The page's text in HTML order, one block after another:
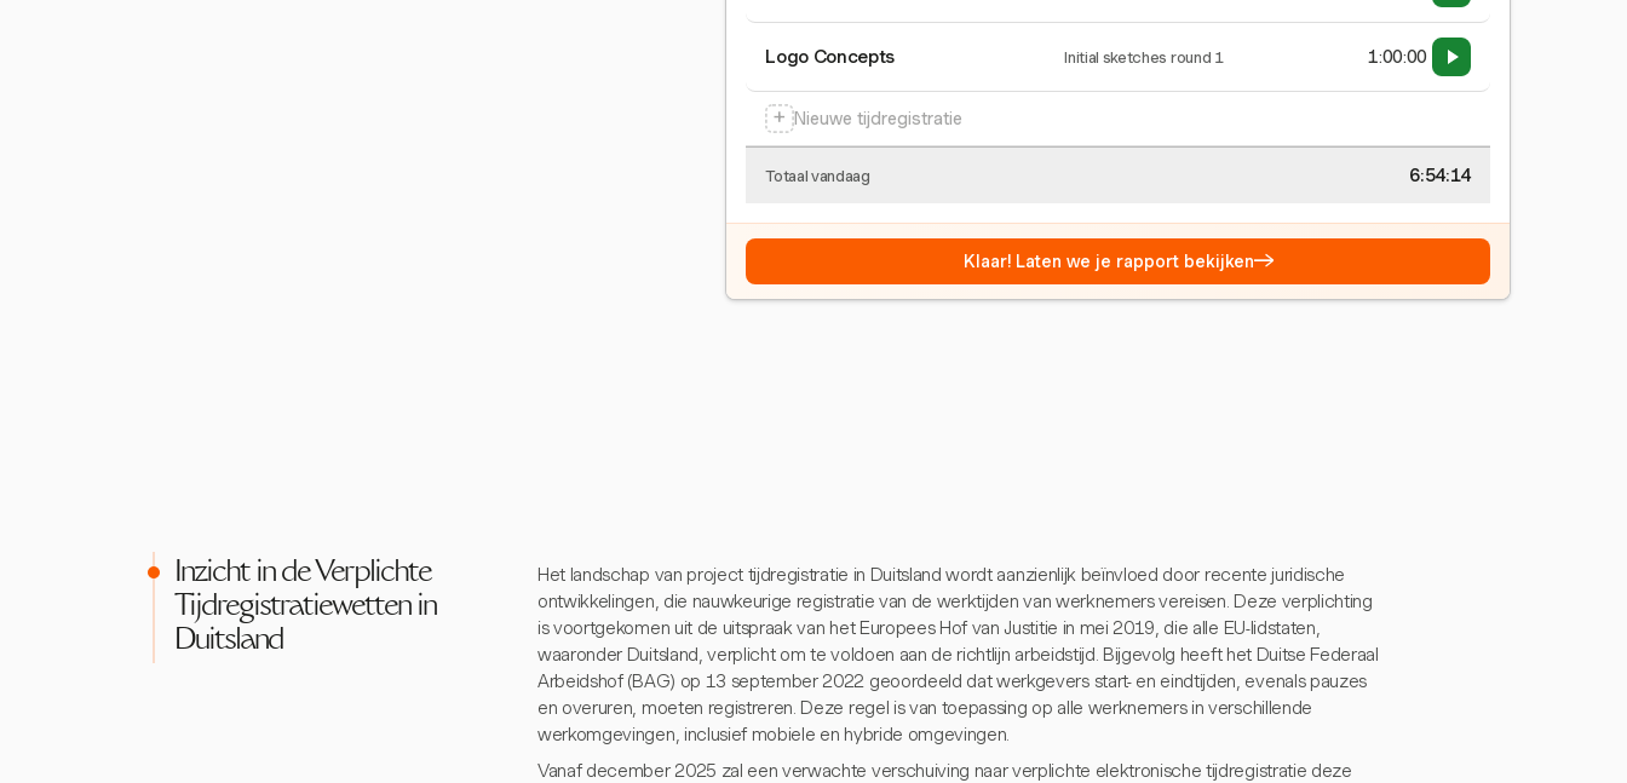
Logo Concepts Initial sketches round 1 1:00:00
+ Nieuwe tijdregistratie
Totaal vandaag 6:54:15
Klaar! Laten we je rapport bekijken→
Inzicht in de Verplichte
Tijdregistratiewetten in
Duitsland
Het landschap van project tijdregistratie in Duitsland wordt aanzienlijk beïnvloed door recente juridische
ontwikkelingen, die nauwkeurige registratie van de werktijden van werknemers vereisen. Deze verplichting
is voortgekomen uit de uitspraak van het Europees Hof van Justitie in mei 2019, die alle EU-lidstaten,
waaronder Duitsland, verplicht om te voldoen aan de richtlijn arbeidstijd. Bijgevolg heeft het Duitse Federaal
Arbeidshof (BAG) op 13 september 2022 geoordeeld dat werkgevers start- en eindtijden, evenals pauzes
en overuren, moeten registreren. Deze regel is van toepassing op alle werknemers in verschillende
werkomgevingen, inclusief mobiele en hybride omgevingen.
Vanaf december 2025 zal een verwachte verschuiving naar verplichte elektronische tijdregistratie deze